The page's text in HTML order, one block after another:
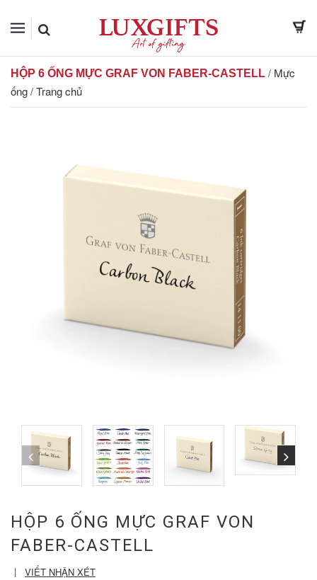
HỘP 6 ỐNG MỰC GRAF VON FABER-CASTELL / Mực
ống / Trang chủ
HỘP 6 ỐNG MỰC GRAF VON
FABER-CASTELL
| VIẾT NHẬN XÉT